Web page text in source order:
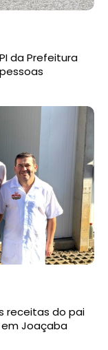
da Prefeitura
receitas do pai
Joaçaba